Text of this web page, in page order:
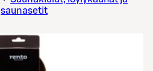
saunasetit